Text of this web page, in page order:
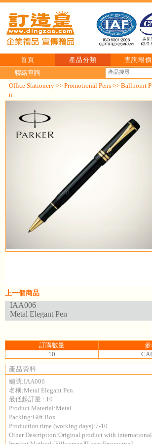
首頁 產品分類 查詢報價
聯絡查詢
Office Stationery >> Promotional Pens >> Ballpoint
n
上一個商品
IAA006
Metal Elegant Pen
訂購數量
10
產品資料
編號:IAA006
名稱:Metal Elegant Pen
最低起訂量 : 10
Product Material:Metal
Packing:Gift Box
Production time (working days):7-10
Other Description:Original product with